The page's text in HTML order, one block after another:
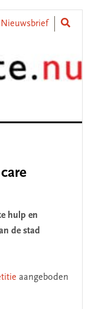
Nieuwsbrief
hulp en
de stad
aangeboden